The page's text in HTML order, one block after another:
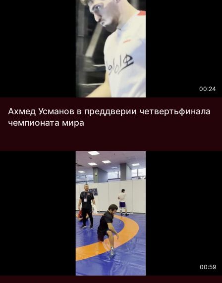
00:24
Ахмед Усманов в преддверии четвертьфинала
чемпионата мира
00:59